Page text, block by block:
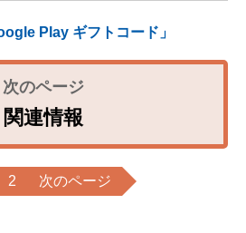
Play ギフトコード」
関連情報
2 次のページ